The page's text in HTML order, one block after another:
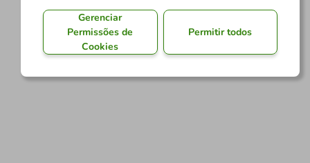
Gerenciar
Permissões de
Cookies
Permitir todos